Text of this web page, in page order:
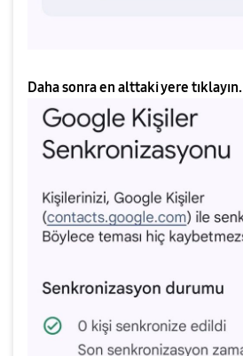
Daha sonra en alttaki yere tıklayın.